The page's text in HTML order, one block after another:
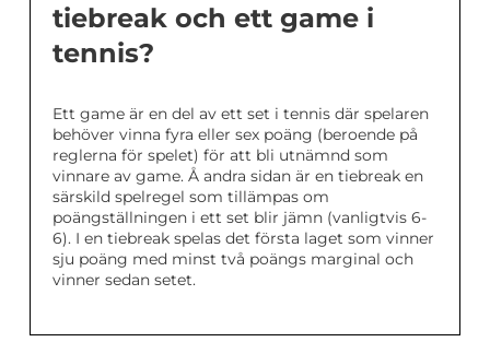
tiebreak och ett game i
tennis?
Ett game är en del av ett set i tennis där spelaren
behöver vinna fyra eller sex poäng (beroende på
reglerna för spelet) för att bli utnämnd som
vinnare av game. Å andra sidan är en tiebreak en
särskild spelregel som tillämpas om
poängställningen i ett set blir jämn (vanligtvis 6-
6). I en tiebreak spelas det första laget som vinner
sju poäng med minst två poängs marginal och
vinner sedan setet.